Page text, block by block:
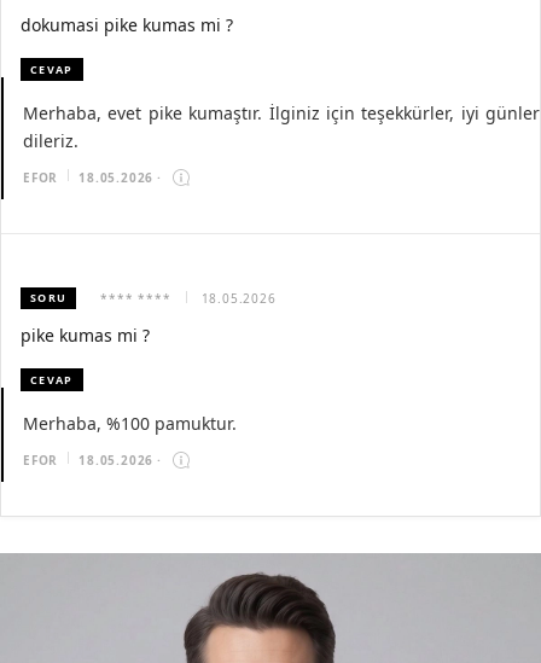
dokumasi pike kumas mi ?
CEVAP
Merhaba, evet pike kumaştır. İlginiz için teşekkürler, iyi günler
dileriz.
EFOR 18.05.2026 ·
SORU **** **** 18.05.2026
pike kumas mi ?
CEVAP
Merhaba, %100 pamuktur.
EFOR 18.05.2026 ·